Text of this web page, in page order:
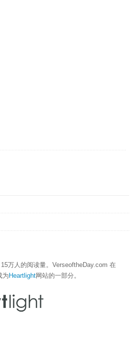
万人的阅读量。VerseoftheDay.com 在
为 Heartlight网站的一部分。